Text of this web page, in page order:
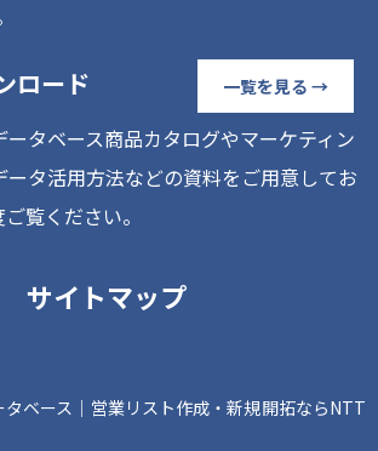
ロード 一覧を見る →
ータベース商品カタログやマーケティン
ータ活用方法などの資料をご用意してお
覧ください。
サイトマップ
ベース｜営業リスト作成・新規開拓ならNTT